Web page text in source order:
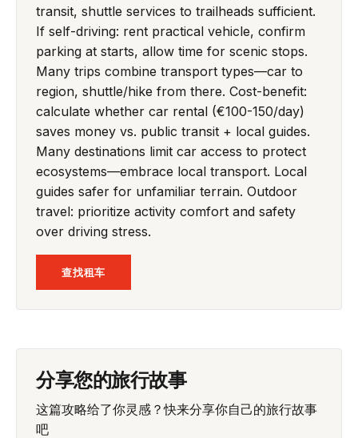
transit, shuttle services to trailheads sufficient.
If self-driving: rent practical vehicle, confirm
parking at starts, allow time for scenic stops.
Many trips combine transport types—car to
region, shuttle/hike from there. Cost-benefit:
calculate whether car rental (€100-150/day)
saves money vs. public transit + local guides.
Many destinations limit car access to protect
ecosystems—embrace local transport. Local
guides safer for unfamiliar terrain. Outdoor
travel: prioritize activity comfort and safety
over driving stress.
查找租车
分享您的旅行故事
这篇攻略给了你灵感？快来分享你自己的旅行故事
吧